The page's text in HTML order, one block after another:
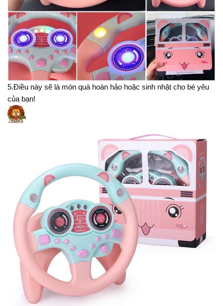
5.Điều này sẽ là món quà hoàn hảo hoặc sinh nhật cho bé yêu
của bạn!